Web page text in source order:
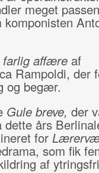
meget
farlig affære af
Rampoldi,
og begær.
Gule breve, der
dette års
for
som fik
af